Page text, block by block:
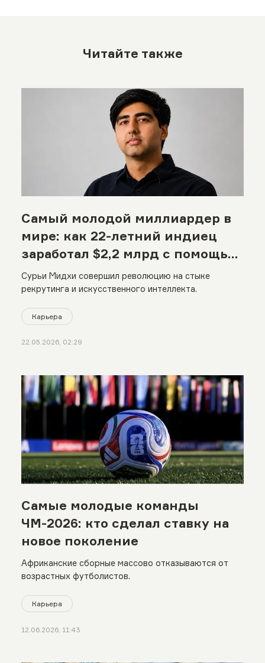
Читайте также
Самый молодой миллиардер в
мире: как 22-летний индиец
заработал $2,2 млрд с помощью
нейросетей
Сурьи Мидхи совершил революцию на стыке
рекрутинга и искусственного интеллекта.
Карьера
22.05.2026, 02:29
Самые молодые команды
ЧМ-2026: кто сделал ставку на
новое поколение
Африканские сборные массово отказываются от
возрастных футболистов.
Карьера
12.06.2026, 11:43